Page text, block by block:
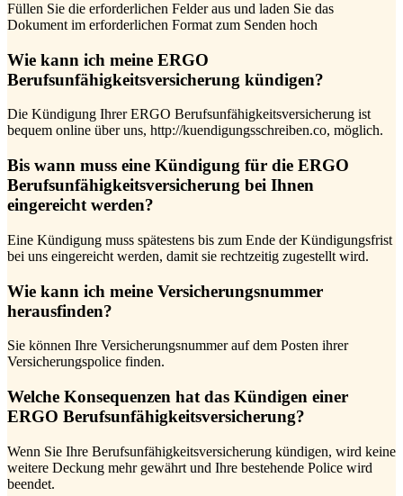
Füllen Sie die erforderlichen Felder aus und laden Sie das
Dokument im erforderlichen Format zum Senden hoch
Wie kann ich meine ERGO
Berufsunfähigkeitsversicherung kündigen?
Die Kündigung Ihrer ERGO Berufsunfähigkeitsversicherung ist
bequem online über uns, http://kuendigungsschreiben.co, möglich.
Bis wann muss eine Kündigung für die ERGO
Berufsunfähigkeitsversicherung bei Ihnen
eingereicht werden?
Eine Kündigung muss spätestens bis zum Ende der Kündigungsfrist
bei uns eingereicht werden, damit sie rechtzeitig zugestellt wird.
Wie kann ich meine Versicherungsnummer
herausfinden?
Sie können Ihre Versicherungsnummer auf dem Posten ihrer
Versicherungspolice finden.
Welche Konsequenzen hat das Kündigen einer
ERGO Berufsunfähigkeitsversicherung?
Wenn Sie Ihre Berufsunfähigkeitsversicherung kündigen, wird keine
weitere Deckung mehr gewährt und Ihre bestehende Police wird
beendet.